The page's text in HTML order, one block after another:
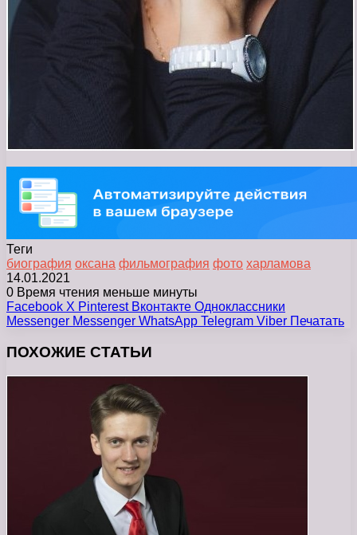
Теги
биография оксана фильмография фото харламова
14.01.2021
0 Время чтения меньше минуты
Facebook X Pinterest Вконтакте Одноклассники
Messenger Messenger WhatsApp Telegram Viber Печатать
ПОХОЖИЕ СТАТЬИ